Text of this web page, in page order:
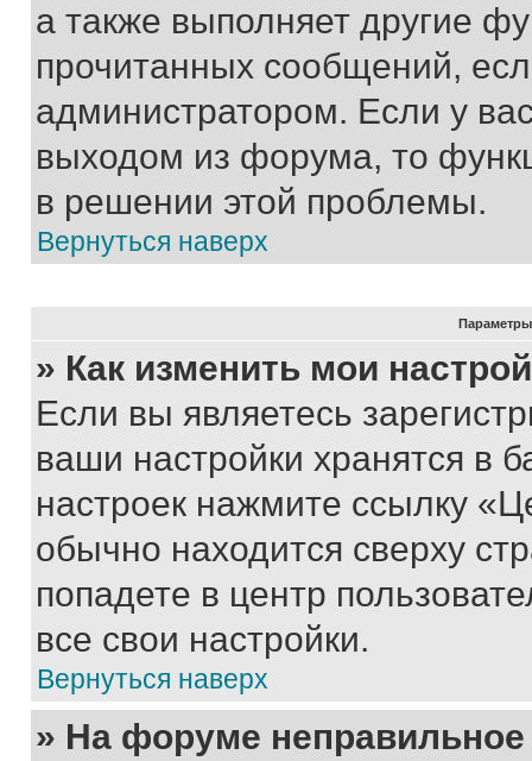
а также выполняет другие
прочитанных сообщений,
администратором. Если у
выходом из форума, то
в решении этой проблемы.
Вернуться наверх
Параметры
» Как изменить мои
Если вы являетесь
ваши настройки хранятся в
настроек нажмите ссылку
обычно находится сверху
попадете в центр
все свои настройки.
Вернуться наверх
» На форуме